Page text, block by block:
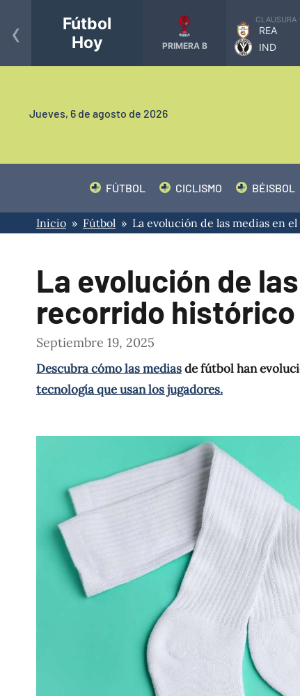
Fútbol
Hoy
PRIMERA B
CLAUSURA
REA
IND
‹
Jueves, 6 de agosto de 2026
FÚTBOL CICLISMO BÉISBOL
Inicio » Fútbol » La evolución de las medias en
La evolución de
recorrido histórico
Septiembre 19, 2025
Descubra cómo las mediasde fútbol han
tecnología que usan los jugadores.